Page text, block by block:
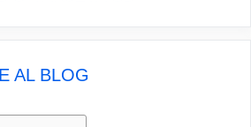
AL BLOG